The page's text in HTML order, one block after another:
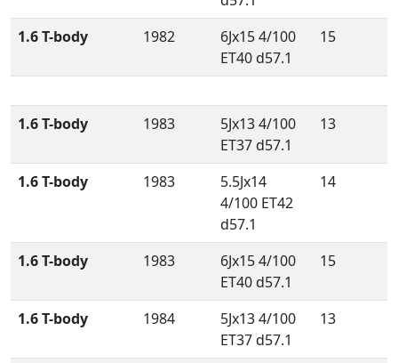
1.6 T-body 1982
6Jx15 4/100
ET40 d57.1
15
1.6 T-body 1983
5Jx13 4/100
ET37 d57.1
13
1.6 T-body 1983
5.5Jx14
4/100 ET42
d57.1
14
1.6 T-body 1983
6Jx15 4/100
ET40 d57.1
15
1.6 T-body 1984
5Jx13 4/100
ET37 d57.1
13